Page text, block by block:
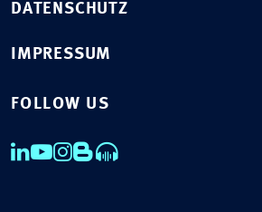
DATENSCHUTZ
IMPRESSUM
FOLLOW US